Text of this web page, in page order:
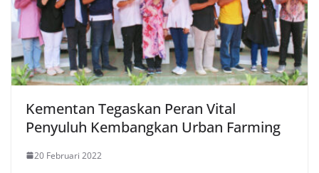
Kementan Tegaskan Peran Vital
Penyuluh Kembangkan Urban Farming
20 Februari 2022